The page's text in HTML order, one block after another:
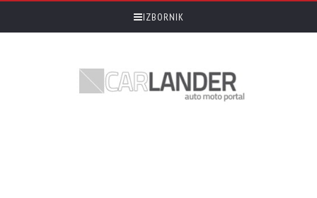
IZBORNIK